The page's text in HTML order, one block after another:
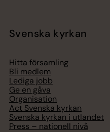
Svenska kyrkan
Hitta församling
Bli medlem
Lediga jobb
Ge en gåva
Organisation
Act Svenska kyrkan
Svenska kyrkan i utlandet
Press – nationell nivå